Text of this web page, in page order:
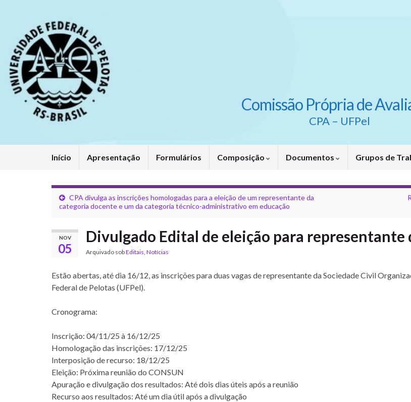
Comissão Própria de
CPA – UFPel
Início Apresentação Formulários Composição Documentos Grupos de
CPA divulga as inscrições homologadas para a eleição de um representante da
categoria docente e um da categoria técnico-administrativo em educação
NOV
05
Divulgado Edital de eleição para representante
Arquivado sobEditais, Notícias
Estão abertas, até dia 16/12, as inscrições para duas vagas de representante da Sociedade Civil
Federal de Pelotas (UFPel).
Cronograma:
Inscrição: 04/11/25 à 16/12/25
Homologação das inscrições: 17/12/25
Interposição de recurso: 18/12/25
Eleição: Próxima reunião do CONSUN
Apuração e divulgação dos resultados: Até dois dias úteis após a reunião
Recurso aos resultados: Até um dia útil após a divulgação